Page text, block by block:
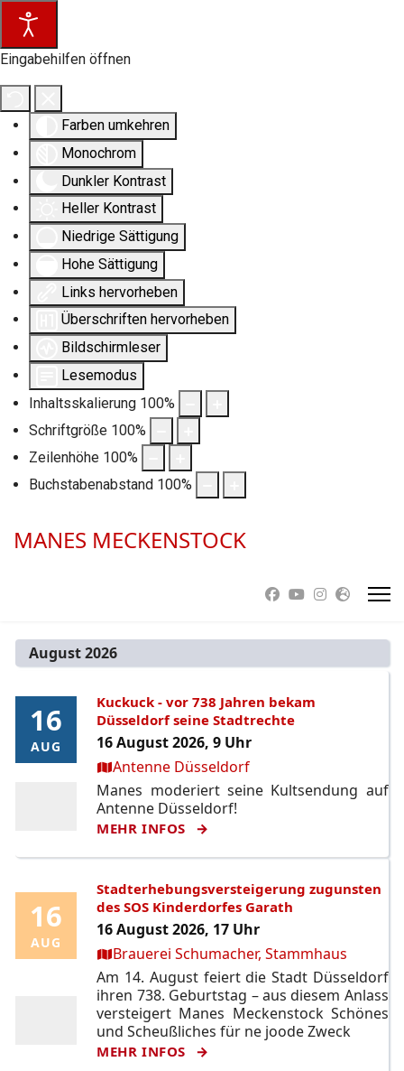
Eingabehilfen öffnen
Farben umkehren
Monochrom
Dunkler Kontrast
Heller Kontrast
Niedrige Sättigung
Hohe Sättigung
Links hervorheben
Überschriften hervorheben
Bildschirmleser
Lesemodus
Inhaltsskalierung 100%
Schriftgröße 100%
Zeilenhöhe 100%
Buchstabenabstand 100%
MANES MECKENSTOCK
August 2026
16
AUG
16
AUG
Kuckuck - vor 738 Jahren bekam
Düsseldorf seine Stadtrechte
16 August 2026, 9 Uhr
Ort:Antenne Düsseldorf
Manes moderiert seine Kultsendung auf
Antenne Düsseldorf!
MEHR INFOS
16
AUG
16
AUG
Stadterhebungsversteigerung zugunsten
des SOS Kinderdorfes Garath
16 August 2026, 17 Uhr
Ort:Brauerei Schumacher, Stammhaus
Am 14. August feiert die Stadt Düsseldorf
ihren 738. Geburtstag – aus diesem Anlass
versteigert Manes Meckenstock Schönes
und Scheußliches für ne joode Zweck
MEHR INFOS